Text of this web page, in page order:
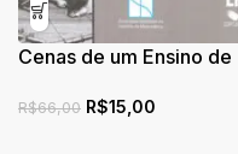
Cenas de um Ensino de
R$66,00 R$15,00